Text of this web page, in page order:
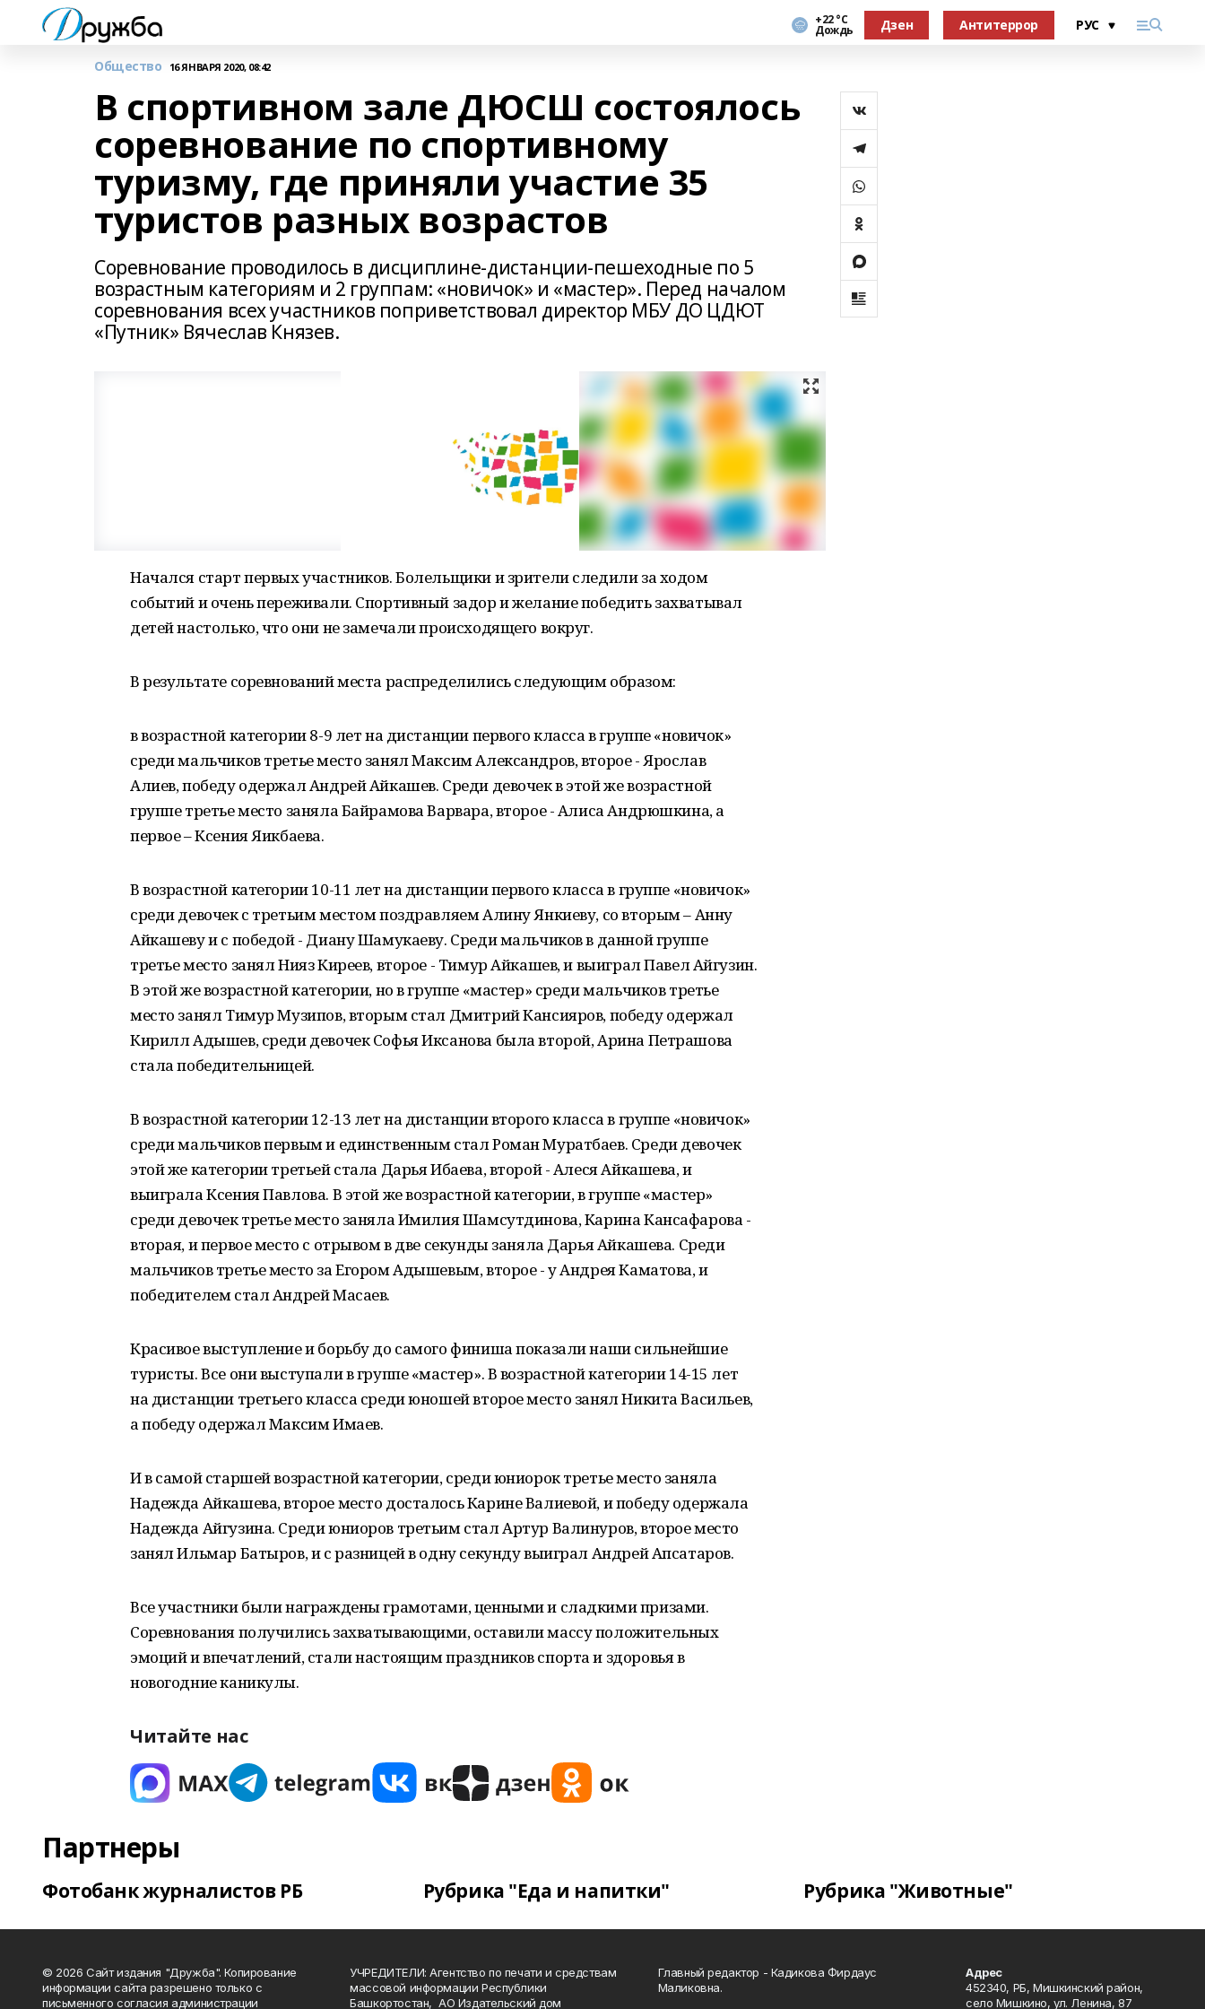
+22 °С
Дождь Дзен Антитеррор
Общество 16 ЯНВАРЯ 2020, 08:42
В спортивном зале ДЮСШ состоялось
соревнование по спортивному
туризму, где приняли участие 35
туристов разных возрастов
Соревнование проводилось в дисциплине-дистанции-пешеходные по 5
возрастным категориям и 2 группам: «новичок» и «мастер». Перед началом
соревнования всех участников поприветствовал директор МБУ ДО ЦДЮТ
«Путник» Вячеслав Князев.
Начался старт первых участников. Болельщики и зрители следили за ходом
событий и очень переживали. Спортивный задор и желание победить захватывал
детей настолько, что они не замечали происходящего вокруг.
В результате соревнований места распределились следующим образом:
в возрастной категории 8-9 лет на дистанции первого класса в группе «новичок»
среди мальчиков третье место занял Максим Александров, второе - Ярослав
Алиев, победу одержал Андрей Айкашев. Среди девочек в этой же возрастной
группе третье место заняла Байрамова Варвара, второе - Алиса Андрюшкина, а
первое – Ксения Яикбаева.
В возрастной категории 10-11 лет на дистанции первого класса в группе «новичок»
среди девочек с третьим местом поздравляем Алину Янкиеву, со вторым – Анну
Айкашеву и с победой - Диану Шамукаеву. Среди мальчиков в данной группе
третье место занял Нияз Киреев, второе - Тимур Айкашев, и выиграл Павел Айгузин.
В этой же возрастной категории, но в группе «мастер» среди мальчиков третье
место занял Тимур Музипов, вторым стал Дмитрий Кансияров, победу одержал
Кирилл Адышев, среди девочек Софья Иксанова была второй, Арина Петрашова
стала победительницей.
В возрастной категории 12-13 лет на дистанции второго класса в группе «новичок»
среди мальчиков первым и единственным стал Роман Муратбаев. Среди девочек
этой же категории третьей стала Дарья Ибаева, второй - Алеся Айкашева, и
выиграла Ксения Павлова. В этой же возрастной категории, в группе «мастер»
среди девочек третье место заняла Имилия Шамсутдинова, Карина Кансафарова -
вторая, и первое место с отрывом в две секунды заняла Дарья Айкашева. Среди
мальчиков третье место за Егором Адышевым, второе - у Андрея Каматова, и
победителем стал Андрей Масаев.
Красивое выступление и борьбу до самого финиша показали наши сильнейшие
туристы. Все они выступали в группе «мастер». В возрастной категории 14-15 лет
на дистанции третьего класса среди юношей второе место занял Никита Васильев,
а победу одержал Максим Имаев.
И в самой старшей возрастной категории, среди юниорок третье место заняла
Надежда Айкашева, второе место досталось Карине Валиевой, и победу одержала
Надежда Айгузина. Среди юниоров третьим стал Артур Валинуров, второе место
занял Ильмар Батыров, и с разницей в одну секунду выиграл Андрей Апсатаров.
Все участники были награждены грамотами, ценными и сладкими призами.
Соревнования получились захватывающими, оставили массу положительных
эмоций и впечатлений, стали настоящим праздников спорта и здоровья в
новогодние каникулы.
Читайте нас
Партнеры
Фотобанк журналистов РБ Рубрика "Еда и напитки" Рубрика "Животные"
© 2026 Сайт издания "Дружба". Копирование
информации сайта разрешено только с
письменного согласия администрации
УЧРЕДИТЕЛИ: Агентство по печати и средствам
массовой информации Республики
Башкортостан, АО Издательский дом
Главный редактор - Кадикова Фирдаус
Маликовна.
Адрес
452340, РБ, Мишкинский район,
село Мишкино, ул. Ленина, 87